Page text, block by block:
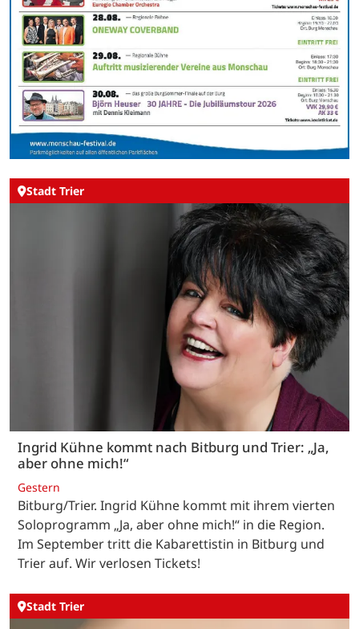
Stadt Trier
Ingrid Kühne kommt nach Bitburg und Trier: „Ja,
aber ohne mich!“
Gestern
Bitburg/Trier. Ingrid Kühne kommt mit ihrem vierten
Soloprogramm „Ja, aber ohne mich!“ in die Region.
Im September tritt die Kabarettistin in Bitburg und
Trier auf. Wir verlosen Tickets!
Stadt Trier